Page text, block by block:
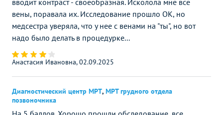
вводит контраст - своеобразная. Исколола мне все
вены, поравала их. Исследование прошло ОК, но
медсестра уверяла, что у нее с венами на "ты", но вот
надо было делать в процедурке...
Анастасия Ивановна, 02.09.2025
Диагностический центр МРТ, МРТ грудного отдела
позвоночника